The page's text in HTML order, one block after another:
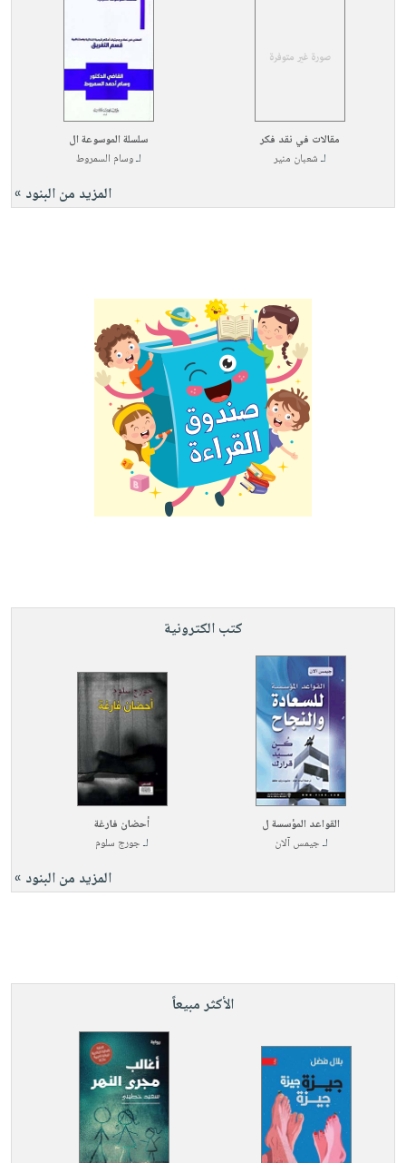
مقالات في نقد فكر
لـشعبان منير
سلسلة الموسوعة ال
لـوسام السمروط
المزيد من البنود »
كتب الكترونية
القواعد المؤسسة ل
لـجيمس آلان
أحضان فارغة
لـجورج سلوم
المزيد من البنود »
الأكثر مبيعاً